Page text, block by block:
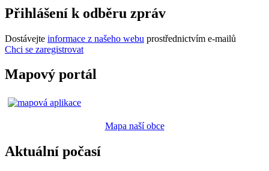
Přihlášení k odběru zpráv
Dostávejte informace z našeho webu prostřednictvím e-mailů
Chci se zaregistrovat
Mapový portál
Mapa naší obce
Aktuální počasí